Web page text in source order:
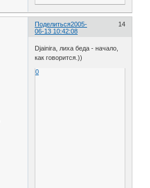
Поделиться 14
2005-
06-13 10:42:08
Djainira, лиха беда - начало,
как говорится.))
0